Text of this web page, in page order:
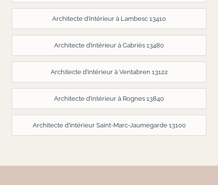
Architecte d’intérieur à Lambesc 13410
Architecte d’intérieur à Cabriès 13480
Architecte d’intérieur à Ventabren 13122
Architecte d’intérieur à Rognes 13840
Architecte d’intérieur Saint-Marc-Jaumegarde 13100